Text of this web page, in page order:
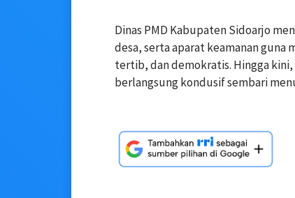
‎Dinas PMD Kabupaten Sidoarjo
desa, serta aparat keamanan guna
tertib, dan demokratis. Hingga kini,
berlangsung kondusif sembari